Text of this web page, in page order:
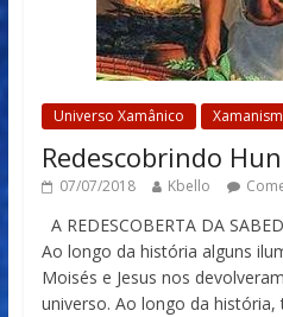
Universo Xamânico
Redescobrindo
07/07/2018 Kbello
A REDESCOBERTA DA
Ao longo da história alguns
Moisés e Jesus nos
universo. Ao longo da